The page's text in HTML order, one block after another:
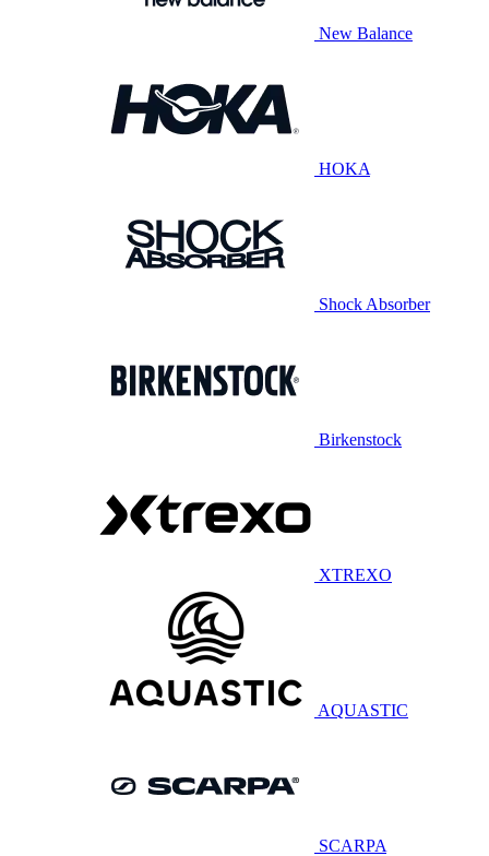
New Balance
HOKA
Shock Absorber
Birkenstock
XTREXO
AQUASTIC
SCARPA